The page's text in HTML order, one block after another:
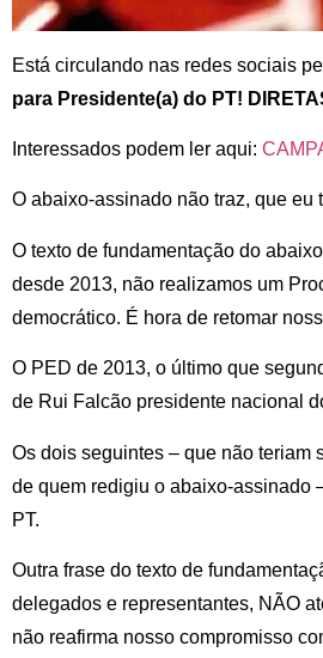
Está circulando nas redes sociais
para Presidente(a) do PT!
Interessados podem ler aqui:
O abaixo-assinado não traz, que eu
O texto de fundamentação do
desde 2013, não realizamos um
democrático. É hora de retomar
O PED de 2013, o último que
de Rui Falcão presidente nacional
Os dois seguintes – que não teriam
de quem redigiu o abaixo-assinado
PT.
Outra frase do texto de
delegados e representantes, NÃO
não reafirma nosso compromisso